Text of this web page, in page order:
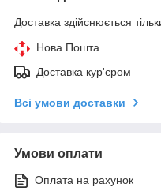
Доставка здійснюється
Нова Пошта
Доставка кур'єром
Всі умови доставки
Умови оплати
Оплата на рахунок